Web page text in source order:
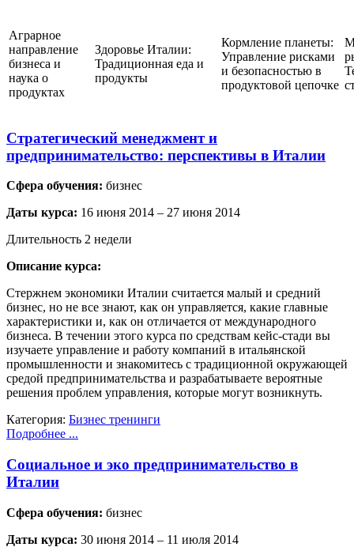
Аграрное
направление
бизнеса и
наука о
продуктах
Здоровье Италии:
Традиционная еда и
продукты
Кормление планеты:
Управление рисками
и безопасностью в
продуктовой цепочке
Стратегический менеджмент и
предпринимательство: перспективы в Италии
Сфера обучения: бизнес
Даты курса: 16 июня 2014 – 27 июня 2014
Длительность 2 недели
Описание курса:
Стержнем экономики Италии считается малый и средний
бизнес, но не все знают, как он управляется, какие главные
характеристики и, как он отличается от международного
бизнеса. В течении этого курса по средствам кейс-стади вы
изучаете управление и работу компаний в итальянской
промышленности и знакомитесь с традиционной окружающей
средой предпринимательства и разрабатываете вероятные
решения проблем управления, которые могут возникнуть.
Категория: Бизнес тренинги
Подробнее ...
Социальное и эко предпринимательство в
Италии
Сфера обучения: бизнес
Даты курса: 30 июня 2014 – 11 июля 2014